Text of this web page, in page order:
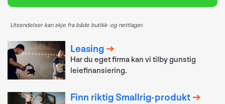
Utsendelser kan skje fra både butikk- og nettlager.
Leasing
Har du eget firma kan vi tilby gunstig
leiefinansiering.
Finn riktig Smallrig-produkt